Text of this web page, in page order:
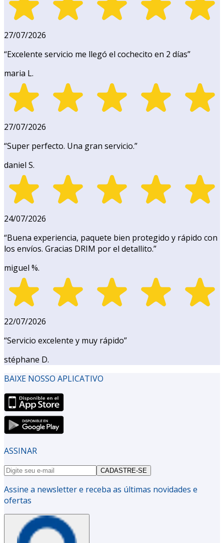
27/07/2026
“Excelente servicio me llegó el cochecito en 2 días”
maria L.
27/07/2026
“Super perfecto. Una gran servicio.”
daniel S.
24/07/2026
“Buena experiencia, paquete bien protegido y rápido con
los envíos. Gracias DRIM por el detallito.”
miguel %.
22/07/2026
“Servicio excelente y muy rápido”
stéphane D.
BAIXE NOSSO APLICATIVO
ASSINAR
CADASTRE-SE
Assine a newsletter e receba as últimas novidades e
ofertas